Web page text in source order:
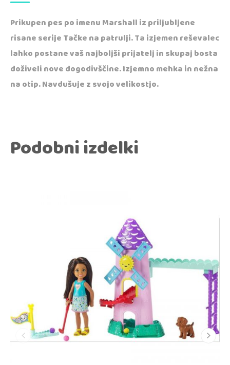
Prikupen pes po imenu Marshall iz priljubljene
risane serije Tačke na patrulji. Ta izjemen reševalec
lahko postane vaš najboljši prijatelj in skupaj bosta
doživeli nove dogodivščine. Izjemno mehka in nežna
na otip. Navdušuje z svojo velikostjo.
Podobni izdelki